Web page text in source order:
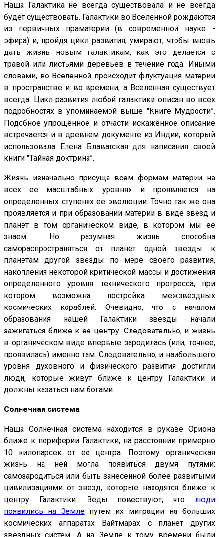
Наша Галактика не всегда существовала и не всегда
будет существовать. Галактики во Вселенной рождаются
из первичных праматерий (в современной науке -
эфира) и, пройдя цикл развития, умирают, чтобы вновь
дать жизнь новым галактикам, как это делается с
травой или листьями деревьев в течение года. Иными
словами, во Вселенной происходит флуктуация материи
в пространстве и во времени, а Вселенная существует
всегда. Цикл развития любой галактики описан во всех
подробностях в упоминаемой выше "Книге Мудрости”.
Подобное упрощённое и отчасти искажённое описание
встречается и в древнем документе из Индии, который
использовала Елена Блаватская для написания своей
книги "Тайная доктрина”.
Жизнь изначально присуща всем формам материи на
всех ее масштабных уровнях и проявляется на
определенных ступенях ее эволюции. Точно так же она
проявляется и при образовании материи в виде звезд и
планет в том органическом виде, в котором мы ее
знаем. Но разумная жизнь способна
самораспространяться от планет одной звезды к
планетам другой звезды по мере своего развития,
накопления некоторой критической массы и достижения
определенного уровня технического прогресса, при
котором возможна постройка межзвездных
космических кораблей. Очевидно, что с началом
образования нашей Галактики звезды начали
зажигаться ближе к ее центру. Следовательно, и жизнь
в органическом виде впервые зародилась (или, точнее,
проявилась) именно там. Следовательно, и наибольшего
уровня духовного и физического развития достигли
люди, которые живут ближе к центру Галактики и
должны казаться нам богами.
Солнечная система
Наша Солнечная система находится в рукаве Ориона
ближе к периферии Галактики, на расстоянии примерно
10 килопарсек от ее центра. Поэтому органическая
жизнь на ней могла появиться двумя путями:
самозародиться или быть занесенной более развитыми
цивилизациями от звезд, которые находятся ближе к
центру Галактики. Веды повествуют, что люди
появились на Землепутем их миграции на больших
космических аппаратах Вайтмарах с планет других
звездных систем. А на Земле к тому времени были